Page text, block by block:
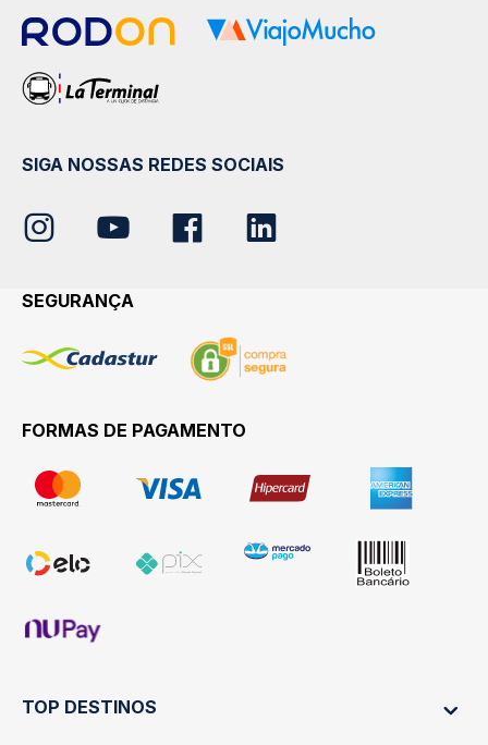
SIGA NOSSAS REDES SOCIAIS
SEGURANÇA
FORMAS DE PAGAMENTO
TOP DESTINOS